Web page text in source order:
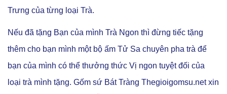
Trưng của từng loại Trà.
Nếu đã tặng Bạn của mình Trà Ngon thì đừng tiếc tặng
thêm cho bạn mình một bộ ấm Tử Sa chuyên pha trà để
bạn của mình có thể thưởng thức Vị ngon tuyệt đối của
loại trà mình tặng. Gốm sứ Bát Tràng Thegioigomsu.net xin